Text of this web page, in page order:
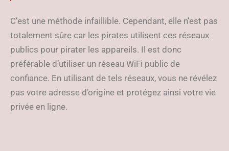
C’est une méthode infaillible. Cependant, elle n’est pas
totalement sûre car les pirates utilisent ces réseaux
publics pour pirater les appareils. Il est donc
préférable d’utiliser un réseau WiFi public de
confiance. En utilisant de tels réseaux, vous ne révélez
pas votre adresse d’origine et protégez ainsi votre vie
privée en ligne.